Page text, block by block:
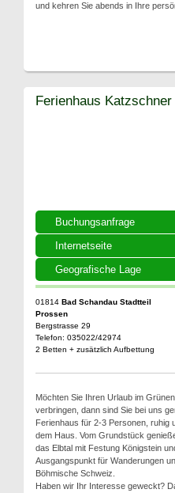
und kehren Sie abends in Ihre
Buchungsanfrage
Internetseite
Geografische Lage
Ferienhaus Katzschner
01814 Bad Schandau Stadtteil
Prossen
Bergstrasse 29
Telefon: 035022/42974
2 Betten + zusätzlich Aufbettung
Möchten Sie Ihren Urlaub im
verbringen, dann sind Sie bei uns
Ferienhaus für 2-3 Personen, ruhig
dem Haus. Vom Grundstück
das Elbtal mit Festung Königstein
Ausgangspunkt für Wanderungen
Böhmische Schweiz.
Haben wir Ihr Interesse geweckt?